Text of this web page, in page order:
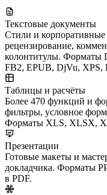
Текстовые документы
Стили и
рецензирование,
колонтитулы. Форматы
FB2, EPUB, DjVu, XPS,
Таблицы и расчёты
Более 470 функций и
фильтры, условное
Форматы XLS, XLSX,
Презентации
Готовые макеты и
докладчика. Форматы
в PDF.